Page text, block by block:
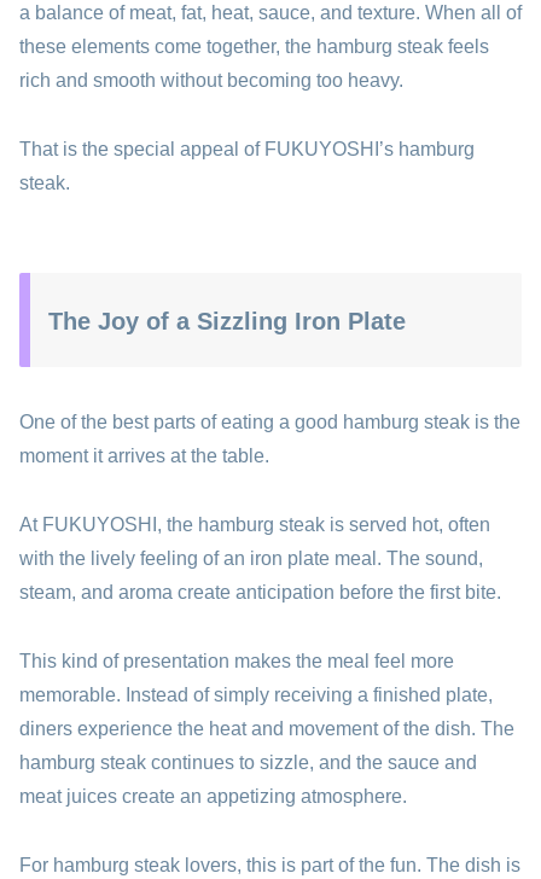
a balance of meat, fat, heat, sauce, and texture. When all of
these elements come together, the hamburg steak feels
rich and smooth without becoming too heavy.
That is the special appeal of FUKUYOSHI’s hamburg
steak.
The Joy of a Sizzling Iron Plate
One of the best parts of eating a good hamburg steak is the
moment it arrives at the table.
At FUKUYOSHI, the hamburg steak is served hot, often
with the lively feeling of an iron plate meal. The sound,
steam, and aroma create anticipation before the first bite.
This kind of presentation makes the meal feel more
memorable. Instead of simply receiving a finished plate,
diners experience the heat and movement of the dish. The
hamburg steak continues to sizzle, and the sauce and
meat juices create an appetizing atmosphere.
For hamburg steak lovers, this is part of the fun. The dish is